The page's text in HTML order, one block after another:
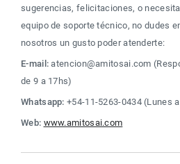
sugerencias, felicitaciones, o
equipo de soporte técnico, no dudes
nosotros un gusto poder atenderte:
E-mail: atencion@amitosai.com
de 9 a 17hs)
Whatsapp: +54-11-5263-0434 (Lunes
Web: www.amitosai.com